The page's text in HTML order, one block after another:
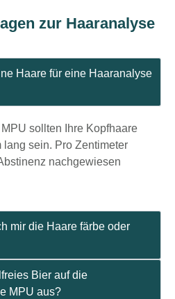
zur Haaranalyse
Haare für eine Haaranalyse
sollten Ihre Kopfhaare
lang sein. Pro Zentimeter
nachgewiesen
mir die Haare färbe oder
Bier auf die
MPU aus?